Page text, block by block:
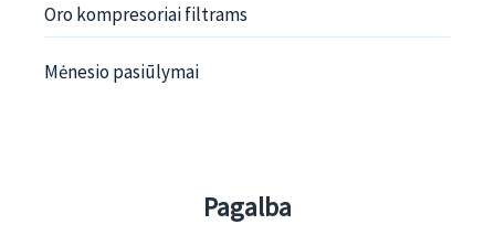
Oro kompresoriai filtrams
Mėnesio pasiūlymai
Pagalba